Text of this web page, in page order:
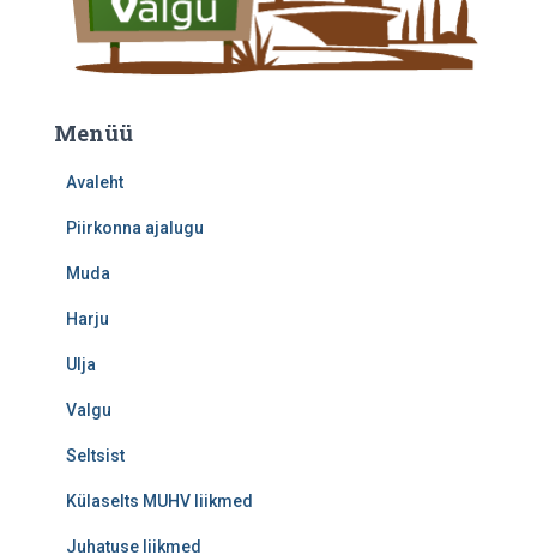
Menüü
Avaleht
Piirkonna ajalugu
Muda
Harju
Ulja
Valgu
Seltsist
Külaselts MUHV liikmed
Juhatuse liikmed